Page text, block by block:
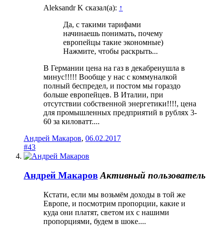
Aleksandr K сказал(а): ↑
Да, с такими тарифами
начинаешь понимать, почему
европейцы такие экономные)
Нажмите, чтобы раскрыть...
В Германии цена на газ в декабреиушла в
минус!!!!! Вообще у нас с коммуналкой
полный беспредел, и постом мы гораздо
больше европейцев. В Италии, при
отсутствии собственной энергетики!!!!, цена
для промышленных предприятий в рублях 3-
60 за киловатт....
Андрей Макаров, 06.02.2017
#43
Андрей Макаров Активный пользователь
Кстати, если мы возьмём доходы в той же
Европе, и посмотрим пропорции, какие и
куда они платят, светом их с нашими
пропорциями, будем в шоке....